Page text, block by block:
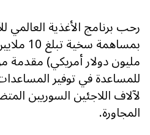
رحب برنامج الأغذية العالمي
مليون دولار أمريكي) مقدمة
للمساعدة في توفير
لآلاف اللاجئين السوريين
المجاورة.